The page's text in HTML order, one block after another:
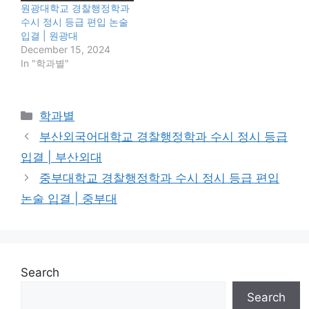
원광대학교 경찰행정학과
수시 정시 등급 편입 논술
입결 | 원광대
December 15, 2024
In "학과별"
Categories
학과별
부산외국어대학교 경찰행정학과 수시 정시 등급
입결 | 부산외대
중부대학교 경찰행정학과 수시 정시 등급 편입
논술 입결 | 중부대
Search
Search